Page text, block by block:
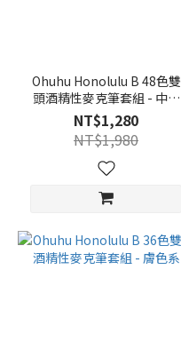
Ohuhu Honolulu B 48色雙
頭酒精性麥克筆套組 - 中調
色系
NT$1,280
NT$1,980